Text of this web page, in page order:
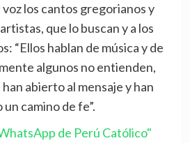
los cantos gregorianos y
que lo buscan y a los
“Ellos hablan de música y de
algunos no entienden,
abierto al mensaje y han
camino de fe”.
de Perú Católico"